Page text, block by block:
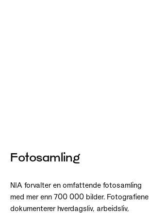
Fotosamling
NIA forvalter en omfattende fotosamling
med mer enn 700 000 bilder. Fotografiene
dokumenterer hverdagsliv, arbeidsliv,